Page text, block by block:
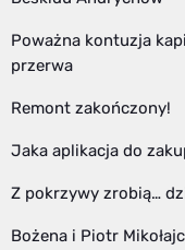
Poważna kontuzja
przerwa
Remont zakończony!
Jaka aplikacja do
Z pokrzywy zrobią…
Bożena i Piotr